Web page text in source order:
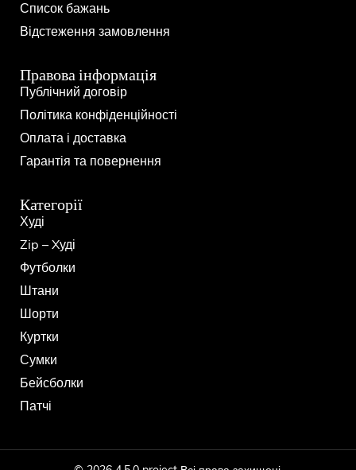
Список бажань
Відстеження замовлення
Правова інформація
Публічний договір
Політика конфіденційності
Оплата і доставка
Гарантія та повернення
Категорії
Худі
Zip – Xуді
Футболки
Штани
Шорти
Куртки
Сумки
Бейсболки
Патчі